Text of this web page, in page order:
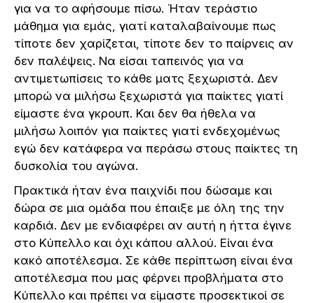
για να το αφήσουμε πίσω. Ήταν τεράστιο
μάθημα για εμάς, γιατί καταλαβαίνουμε πως
τίποτε δεν χαρίζεται, τίποτε δεν το παίρνεις αν
δεν παλέψεις. Να είσαι ταπεινός για να
αντιμετωπίσεις το κάθε ματς ξεχωριστά. Δεν
μπορώ να μιλήσω ξεχωριστά για παίκτες γιατί
είμαστε ένα γκρουπ. Και δεν θα ήθελα να
μιλήσω λοιπόν για παίκτες γιατί ενδεχομένως
εγώ δεν κατάφερα να περάσω στους παίκτες τη
δυσκολία του αγώνα.
Πρακτικά ήταν ένα παιχνίδι που δώσαμε και
δώρα σε μια ομάδα που έπαιξε με όλη της την
καρδιά. Δεν με ενδιαφέρει αν αυτή η ήττα έγινε
στο Κύπελλο και όχι κάπου αλλού. Είναι ένα
κακό αποτέλεσμα. Σε κάθε περίπτωση είναι ένα
αποτέλεσμα που μας φέρνει προβλήματα στο
Κύπελλο και πρέπει να είμαστε προσεκτικοί σε